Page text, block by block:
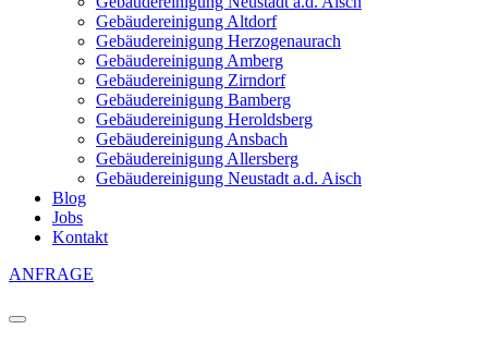
Gebäudereinigung Altdorf
Gebäudereinigung Herzogenaurach
Gebäudereinigung Amberg
Gebäudereinigung Zirndorf
Gebäudereinigung Bamberg
Gebäudereinigung Heroldsberg
Gebäudereinigung Ansbach
Gebäudereinigung Allersberg
Gebäudereinigung Neustadt a.d. Aisch
Blog
Jobs
Kontakt
ANFRAGE